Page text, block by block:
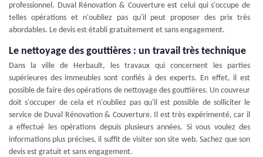
professionnel. Duval Rénovation & Couverture est celui qui s'occupe de
telles opérations et n'oubliez pas qu'il peut proposer des prix très
abordables. Le devis est établi gratuitement et sans engagement.
Le nettoyage des gouttières : un travail très technique
Dans la ville de Herbault, les travaux qui concernent les parties
supérieures des immeubles sont confiés à des experts. En effet, il est
possible de faire des opérations de nettoyage des gouttières. Un couvreur
doit s'occuper de cela et n'oubliez pas qu'il est possible de solliciter le
service de Duval Rénovation & Couverture. Il est très expérimenté, car il
a effectué les opérations depuis plusieurs années. Si vous voulez des
informations plus précises, il suffit de visiter son site web. Sachez que son
devis est gratuit et sans engagement.